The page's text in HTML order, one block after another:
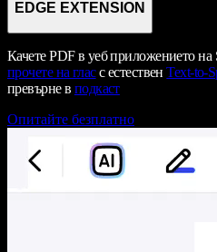
EDGE EXTENSION
Качете PDF в уеб приложението на
прочете на гласс естественText-to-
превърне в подкаст
Опитайте безплатно